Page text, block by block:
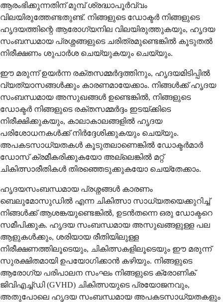
ആരംഭിക്കുന്നതിന് മുമ്പ് ശ്രദ്ധാപൂർവ്വം
വിലയിരുത്തേണ്ടതുണ്ട്. നിങ്ങളുടെ ഡോക്ടർ നിങ്ങളുടെ
ഹൃദയത്തിന്റെ ആരോഗ്യനില വിലയിരുത്തുകയും, ഹൃദയ
സംബന്ധമായ പ്രശ്നങ്ങളുടെ ചരിത്രമുണ്ടെങ്കിൽ കൂടുതൽ
നിരീക്ഷണം ശുപാർശ ചെയ്യുകയും ചെയ്യും.
ഈ മരുന്ന് ഉയർന്ന രക്തസമ്മർദ്ദത്തിനും, ഹൃദയമിടിപ്പിൽ
വ്യത്യാസങ്ങൾക്കും കാരണമായേക്കാം. നിങ്ങൾക്ക് ഹൃദയ
സംബന്ധമായ അസുഖങ്ങൾ ഉണ്ടെങ്കിൽ, നിങ്ങളുടെ
ഡോക്ടർ നിങ്ങളുടെ രക്തസമ്മർദ്ദം ഇടയ്ക്കിടെ
നിരീക്ഷിക്കുകയും, കാലാകാലങ്ങളിൽ ഹൃദയ
പരിശോധനകൾക്ക് നിർദ്ദേശിക്കുകയും ചെയ്യും.
അപകടസാധ്യതകൾ കൂടുതലാണെങ്കിൽ ഡോക്ടർമാർ
ഡോസ് ക്രമീകരിക്കുകയോ അല്ലെങ്കിൽ മറ്റ്
ചികിത്സാരീതികൾ തിരഞ്ഞെടുക്കുകയോ ചെയ്തേക്കാം.
ഹൃദയസംബന്ധമായ പ്രശ്നങ്ങൾ കാരണം
ബെലുമോസുഡിൽ എന്ന ചികിത്സാ സാധ്യതയെക്കുറിച്ച്
നിങ്ങൾക്ക് ആശങ്കയുണ്ടെങ്കിൽ, ഉടൻതന്നെ ഒരു ഡോക്ടറെ
സമീപിക്കുക. ഹൃദയ സംബന്ധമായ അസുഖങ്ങളുള്ള പല
ആളുകൾക്കും, ശരിയായ രീതിയിലുള്ള
നിരീക്ഷണത്തിലൂടെയും, ചികിത്സകളിലൂടെയും ഈ മരുന്ന്
സുരക്ഷിതമായി ഉപയോഗിക്കാൻ കഴിയും. നിങ്ങളുടെ
ആരോഗ്യ പരിപാലന സംഘം നിങ്ങളുടെ ക്രോണിക്
ജിവിഎച്ച്ഡി (GVHD) ചികിത്സയുടെ പ്രയോജനവും,
അതുപോലെ ഹൃദയ സംബന്ധമായ അപകടസാധ്യതകളും